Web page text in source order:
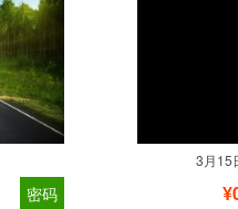
密码
3月15